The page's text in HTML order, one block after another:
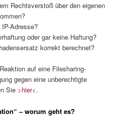
Rechtsverstoß über den eigenen
Adresse?
oder gar keine Haftung?
korrekt berechnet?
auf eine Filesharing-
gegen eine unberechtigte
Sie >hier<.
– worum geht es?